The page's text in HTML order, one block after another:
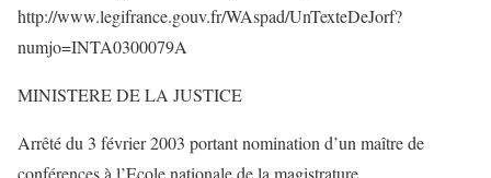
http://www.legifrance.gouv.fr/WAspad/UnTexteDeJorf?
numjo=INTA0300079A
MINISTERE DE LA JUSTICE
Arrêté du 3 février 2003 portant nomination d’un maître de
conférences à l’Ecole nationale de la magistrature